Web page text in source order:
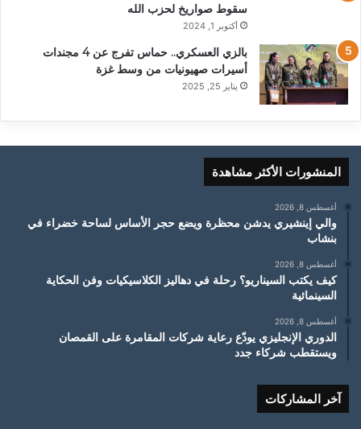
سقوط صواريخ لحزب الله
أكتوبر 1, 2024
بالزي العسكري.. حماس تفرج عن 4 مجندات
أسيرات صهيونيات من وسط غزة
يناير 25, 2025
المنشورات الأكثر مشاهدة
أغسطس 8, 2026
والي إينشيري يدشن محظرة ويضع حجر الأساس لساحة خضراء في
بنشاب
أغسطس 8, 2026
كيف يكتب السيناريو؟ رحلة في دهاليز الكلاسيكيات وفن الحكاية
السينمائية
أغسطس 8, 2026
الدوري الإنجليزي يودّع رعاية شركات المقامرة على القمصان
ويستقطب شركاء جدد
آخر المشاركات